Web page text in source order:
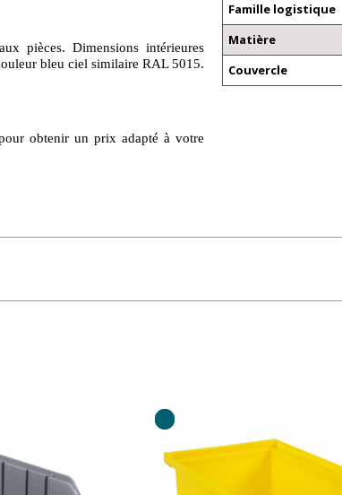
pièces. Dimensions intérieures
bleu ciel similaire RAL 5015.
obtenir un prix adapté à votre
Famille logistique
Matière
Couvercle